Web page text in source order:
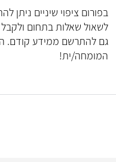
בפורום ציפוי שיניים ניתן
לשאול שאלות בתחום
גם להתרשם ממידע קודם.
המומחה/ית!